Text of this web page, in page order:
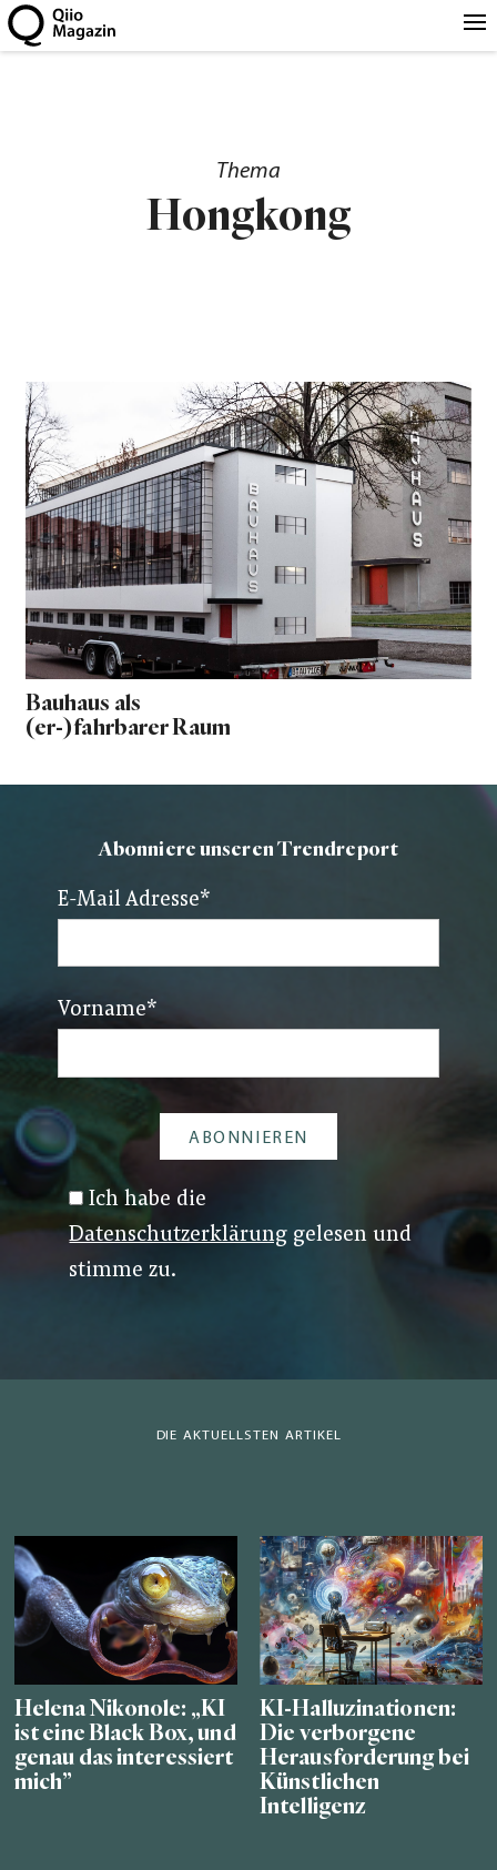
Thema
Hongkong
Bauhaus als
(er-)fahrbarer Raum
Abonniere unseren Trendreport
E-Mail Adresse*
Vorname*
Ich habe die
Datenschutzerklärung gelesen und
stimme zu.
DIE AKTUELLSTEN ARTIKEL
Helena Nikonole: „KI
ist eine Black Box, und
genau das interessiert
mich”
KI-Halluzinationen:
Die verborgene
Herausforderung bei
Künstlichen
Intelligenz